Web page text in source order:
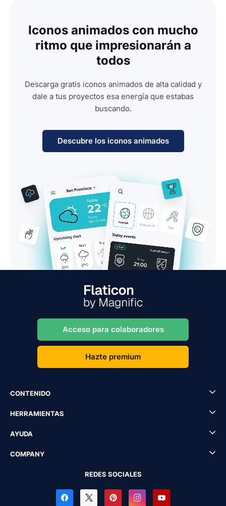
Iconos animados con mucho
ritmo que impresionarán a
todos
Descarga gratis iconos animados de alta calidad y
dale a tus proyectos esa energía que estabas
buscando.
Descubre los iconos animados
Acceso para colaboradores
Hazte premium
CONTENIDO
HERRAMIENTAS
AYUDA
COMPANY
REDES SOCIALES